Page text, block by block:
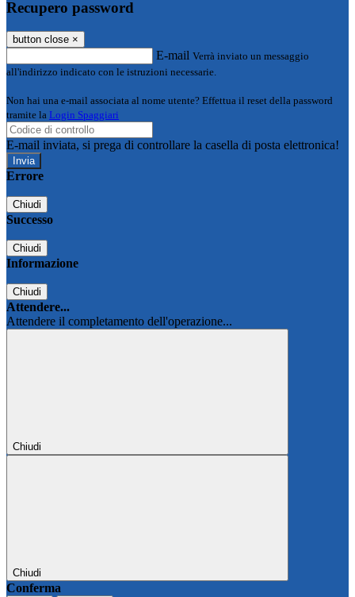
Recupero password
button close ×
E-mail Verrà inviato un messaggio
all'indirizzo indicato con le istruzioni necessarie.
Non hai una e-mail associata al nome utente? Effettua il reset della password
tramite la Login Spaggiari
E-mail inviata, si prega di controllare la casella di posta elettronica!
Errore
Chiudi
Successo
Chiudi
Informazione
Chiudi
Attendere...
Attendere il completamento dell'operazione...
Chiudi
Chiudi
Conferma